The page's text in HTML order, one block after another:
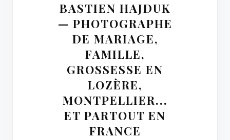
BASTIEN HAJDUK
— PHOTOGRAPHE
DE MARIAGE,
FAMILLE,
GROSSESSE EN
LOZÈRE,
MONTPELLIER...
ET PARTOUT EN
FRANCE